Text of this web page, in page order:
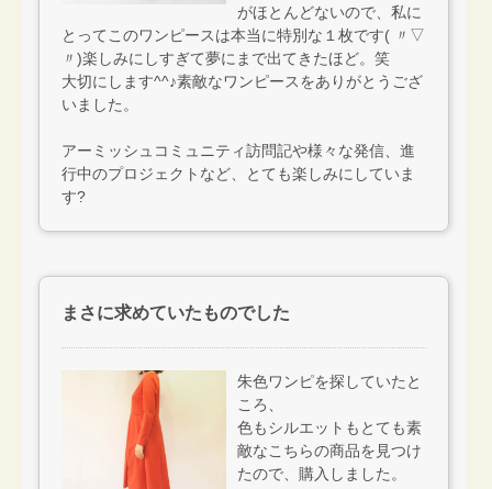
がほとんどないので、私に
とってこのワンピースは本当に特別な１枚です( 〃▽
〃)楽しみにしすぎて夢にまで出てきたほど。笑
大切にします^^♪素敵なワンピースをありがとうござ
いました。
アーミッシュコミュニティ訪問記や様々な発信、進
行中のプロジェクトなど、とても楽しみにしていま
す?
まさに求めていたものでした
朱色ワンピを探していたと
ころ、
色もシルエットもとても素
敵なこちらの商品を見つけ
たので、購入しました。